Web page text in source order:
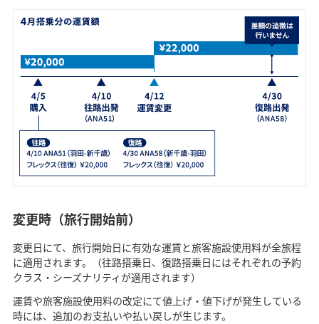
変更時（旅行開始前）
変更日にて、旅行開始日に有効な運賃と旅客施設使用料が全旅程
に適用されます。（往路搭乗日、復路搭乗日にはそれぞれの予約
クラス・シーズナリティが適用されます）
運賃や旅客施設使用料の改定にて値上げ・値下げが発生している
時には、追加のお支払いや払い戻しが生じます。